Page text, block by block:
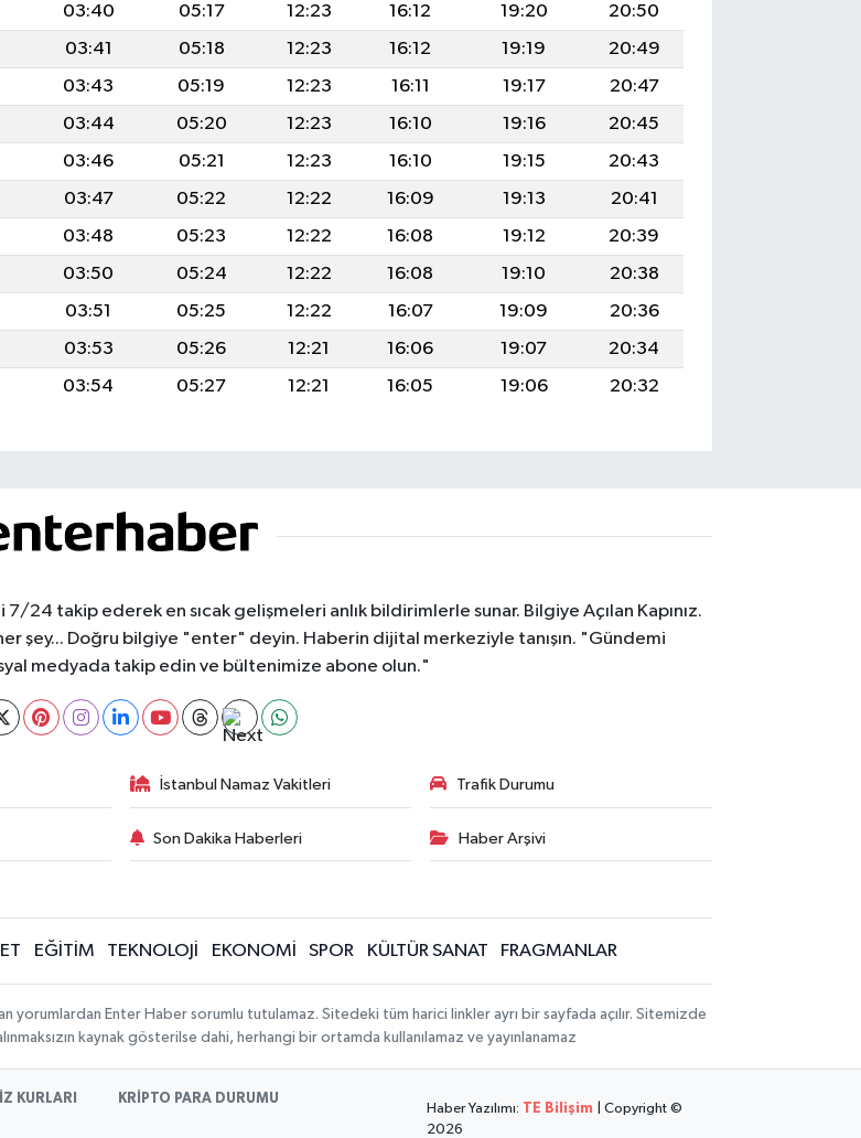
03:40 05:17 12:23 16:12 19:20
20:50
03:41 05:18 12:23 16:12 19:19
20:49
03:43 05:19 12:23 16:11 19:17
20:47
03:44 05:20 12:23 16:10 19:16
20:45
03:46 05:21 12:23 16:10 19:15
20:43
03:47 05:22 12:22 16:09 19:13
20:41
03:48 05:23 12:22 16:08 19:12
20:39
03:50 05:24 12:22 16:08 19:10
20:38
03:51 05:25 12:22 16:07 19:09
20:36
03:53 05:26 12:21 16:06 19:07
20:34
03:54 05:27 12:21 16:05 19:06 20:32
24 takip ederek en sıcak gelişmeleri anlık bildirimlerle sunar. Bilgiye Açılan Kapınız.
şey... Doğru bilgiye "enter" deyin. Haberin dijital merkeziyle tanışın. "Gündemi
medyada takip edin ve bültenimize abone olun."
İstanbul Namaz Vakitleri Trafik Durumu
Son Dakika Haberleri Haber Arşivi
EĞİTİM TEKNOLOJİ EKONOMİ SPOR KÜLTÜR SANAT FRAGMANLAR
yorumlardan Enter Haber sorumlu tutulamaz. Sitedeki tüm harici linkler ayrı bir sayfada açılır. Sitemizde
kaynak gösterilse dahi, herhangi bir ortamda kullanılamaz ve yayınlanamaz
KURLARI
KRİPTO PARA DURUMU
Haber Yazılımı: TE Bilişim
| Copyright ©
2026